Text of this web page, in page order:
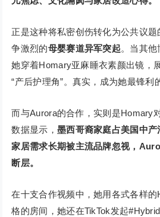
正是这种将私密创伤转化为公共议
争激烈的母婴赛道异军突起。当其他
她穿着Homary亚麻睡衣素颜出镜，
“产后护理角”。真实，成为她最锋利
而与Aurora的合作，实则是Homary
数据显示， 墨西哥裔家庭占美国中
家居需求长期被主流品牌忽视，
断层。
在十支合作视频中，她用各式各样
格的房间，她还在TikTok发起